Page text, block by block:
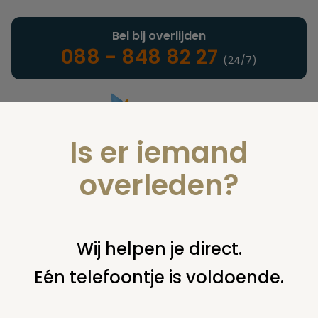
Landelijke uitvaartonderneming
Bel bij overlijden
088 - 848 82 27 (24/7)
U bent hier: home infotheek alle onderwerpen wensen
Is er iemand
overleden?
Wij helpen je direct.
Eén telefoontje is voldoende.